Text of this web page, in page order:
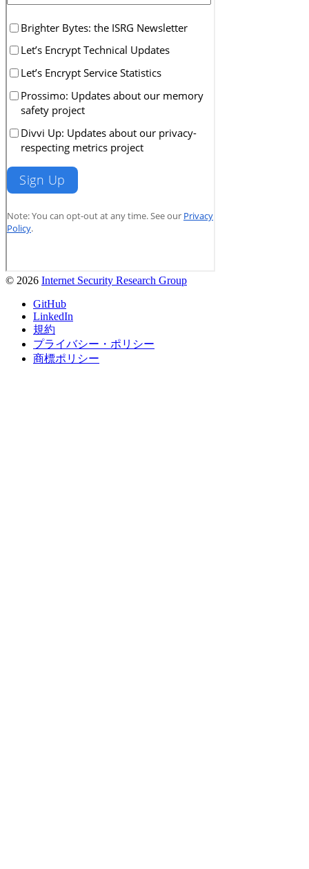
© 2026 Internet Security Research Group
GitHub
LinkedIn
規約
プライバシー・ポリシー
商標ポリシー